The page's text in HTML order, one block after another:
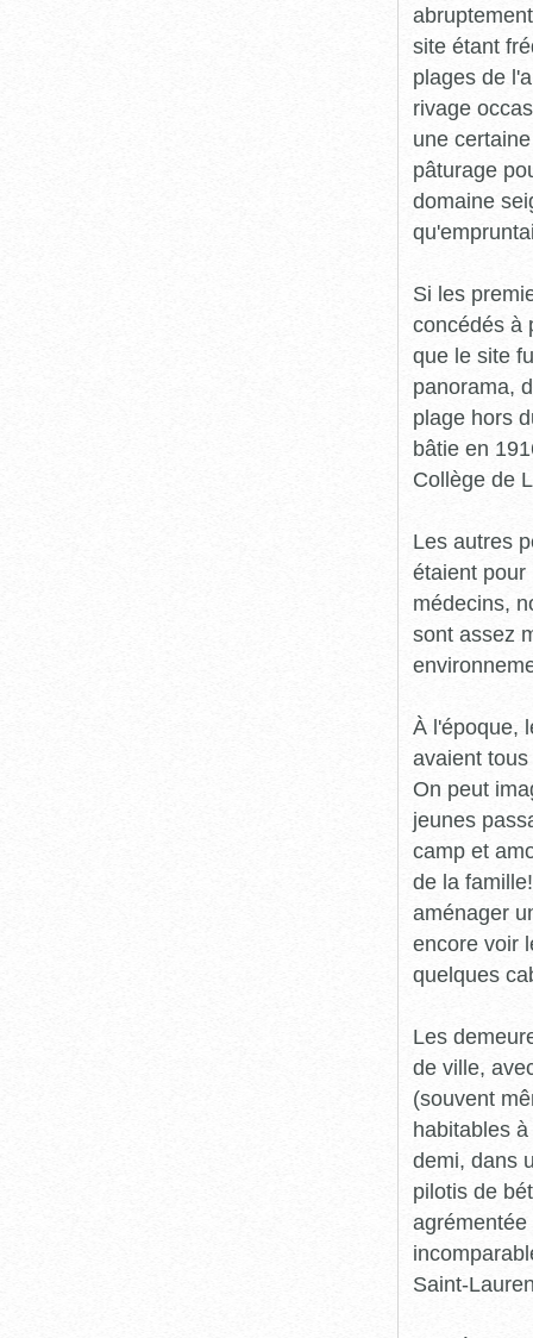
site étant
plages de
rivage
une
pâturage
domaine
Si les
concédés à
que le site
panorama,
plage hors
bâtie en
Collège de
Les autres
étaient pour
médecins,
sont assez
À l'époque,
avaient
On peut
jeunes
camp et
de la
aménager
encore voir
quelques
Les
de ville,
(souvent
habitables
demi, dans
pilotis de
Saint-